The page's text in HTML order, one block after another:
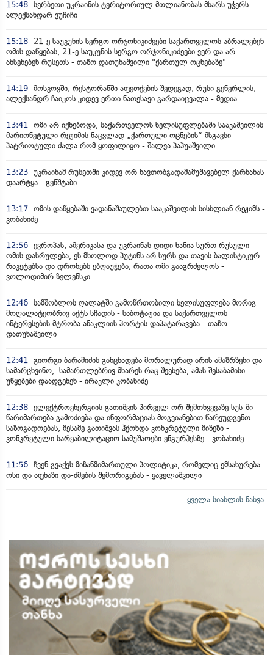
15:48 სერბეთი უკრაინის ტერიტორიულ მთლიანობას მხარს უჭერს -
ალექსანდარ ვუჩიჩი
15:18
21-ე საუკუნის სერგო ორჯონიკიძეები საქართველოს აბრალებენ
ომის დაწყებას, 21-ე საუკუნის სერგო ორჯონიკიძეები ვერ და არ
ახსენებენ რუსეთს - თაზო დათუნაშვილი "ქართულ ოცნებაზე"
14:19 მოსკოვში, რესტორანში აფეთქების შედეგად, რუსი გენერლის,
ალექსანდრ ჩაიკოს კიდევ ერთი ნათესავი გარდაიცვალა - მედია
13:41
ომი არ იქნებოდა, საქართველოს ხელისუფლებაში სააკაშვილის
მარიონეტული რეჟიმის ნაცვლად „ქართული ოცნების“ მსგავსი
პატრიოტული ძალა რომ ყოფილიყო - შალვა პაპუაშვილი
13:23 უკრაინამ რუსეთში კიდევ ორ ნავთობგადამამუშავებელ ქარხანას
დაარტყა - გენშტაბი
13:17 ომის დაწყებაში ვადანაშაულებთ სააკაშვილის სისხლიან რეჟიმს -
კობახიძე
12:56 ევროპას, ამერიკასა და უკრაინას დიდი ხანია სურთ რუსული
ომის დასრულება, ეს მხოლოდ პუტინს არ სურს და თავის ბალისტიკურ
რაკეტებსა და დრონებს ებღაუჭება, რათა ომი გააგრძელოს -
ვოლოდიმირ ზელენსკი
12:46 სამშობლოს ღალატში გამოწრთობილი ხელისუფლება მორიგ
მოღალატეობრივ აქტს სჩადის - საბოტაჟია და საქართველოს
ინტერესების მტრობა ანაკლიის პორტის დაპატარავება - თაზო
დათუნაშვილი
12:41
გიორგი ბარამიძის განცხადება მორალურად არის ამაზრზენი და
სამარცხვინო, სამართლებრივ მხარეს რაც შეეხება, ამას შესაბამისი
უწყებები დაადგენენ - ირაკლი კობახიძე
12:38 ელექტროენერგიის გათიშვის პირველ ორ შემთხვევაზე სუს-ში
წარიმართება გამოძიება და ინფორმაციას მოგვიანებით წარვუდგენთ
საზოგადოებას, მესამე გათიშვას ჰქონდა კონკრეტული მიზეზი -
კონკრეტული სარეაბილიტაციო სამუშაოები ენგურჰესზე - კობახიძე
11:56 ჩვენ გვაქვს მიზანმიმართული პოლიტიკა, რომელიც ემსახურება
ოსი და აფხაზი და-ძმების შემორიგებას - ყაველაშვილი
ყველა სიახლის ნახვა